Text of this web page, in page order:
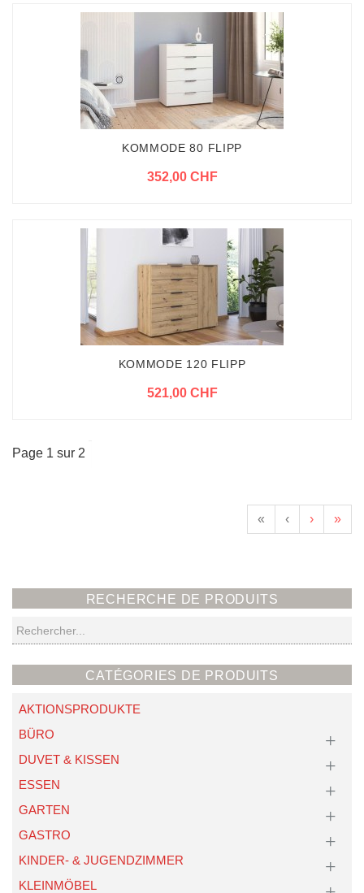
KOMMODE 80 FLIPP
352,00 CHF
KOMMODE 120 FLIPP
521,00 CHF
Page 1 sur 2
« ‹ › »
RECHERCHE DE PRODUITS
Recherche
CATÉGORIES DE PRODUITS
AKTIONSPRODUKTE
BÜRO
DUVET & KISSEN
ESSEN
GARTEN
GASTRO
KINDER- & JUGENDZIMMER
KLEINMÖBEL